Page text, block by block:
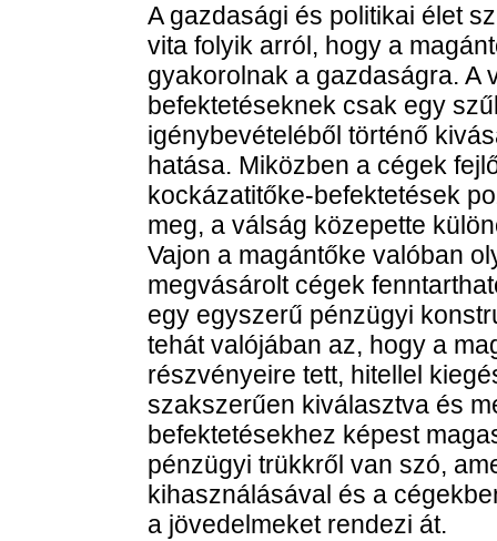
A gazdasági és politikai élet
vita folyik arról, hogy a
gyakorolnak a gazdaságra. A
befektetéseknek csak egy
igénybevételéből történő
hatása. Miközben a cégek
kockázatitőke-befektetések
meg, a válság közepette
Vajon a magántőke valóban
megvásárolt cégek
egy egyszerű pénzügyi
tehát valójában az, hogy a
részvényeire tett, hitellel
szakszerűen kiválasztva és
befektetésekhez képest
pénzügyi trükkről van szó,
kihasználásával és a
a jövedelmeket rendezi át.